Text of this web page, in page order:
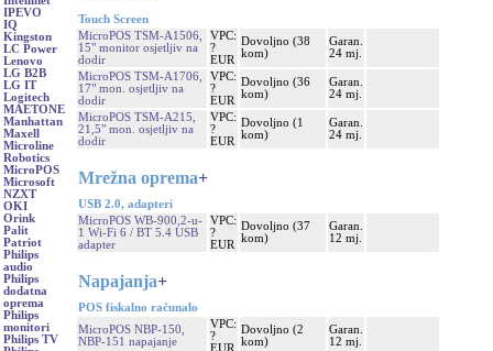
IPEVO
IQ
Kingston
LC Power
Lenovo
LG B2B
LG IT
Logitech
MAETONE
Manhattan
Maxell
Microline
Robotics
MicroPOS
Microsoft
NZXT
OKI
Orink
Palit
Patriot
Philips
audio
Philips
dodatna
oprema
Philips
monitori
Philips TV
Touch Screen
MicroPOS TSM-A1506,
15" monitor osjetljiv na
dodir
VPC:
?
EUR
Dovoljno (38
kom)
Garan.
24 mj.
MicroPOS TSM-A1706,
17" mon. osjetljiv na
dodir
VPC:
?
EUR
Dovoljno (36
kom)
Garan.
24 mj.
MicroPOS TSM-A215,
21,5" mon. osjetljiv na
dodir
VPC:
?
EUR
Dovoljno (1
kom)
Garan.
24 mj.
Mrežna oprema+
USB 2.0, adapteri
MicroPOS WB-900,2-u-
1 Wi-Fi 6 / BT 5.4 USB
adapter
VPC:
?
EUR
Dovoljno (37
kom)
Garan.
12 mj.
Napajanja+
POS fiskalno računalo
MicroPOS NBP-150,
NBP-151 napajanje
VPC:
?
EUR
Dovoljno (2
kom)
Garan.
12 mj.